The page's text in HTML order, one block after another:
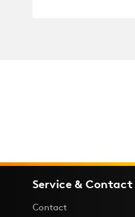
Service & Contact
Contact